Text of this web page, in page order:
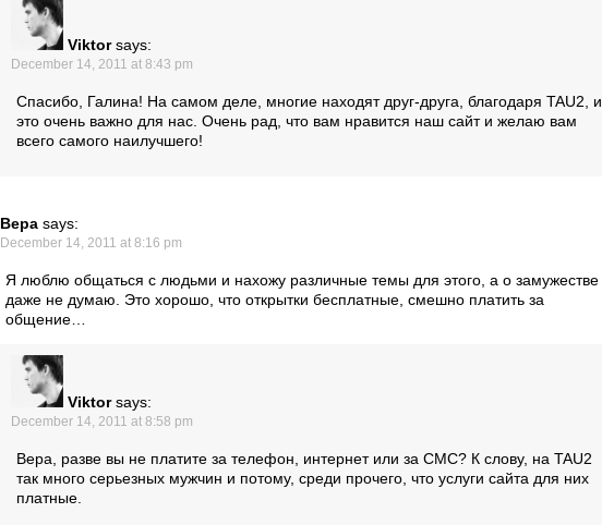
Viktor says:
December 14, 2011 at 8:43 pm
Спасибо, Галина! На самом деле, многие находят друг-друга, благодаря TAU2, и
это очень важно для нас. Очень рад, что вам нравится наш сайт и желаю вам
всего самого наилучшего!
Вера says:
December 14, 2011 at 8:16 pm
Я люблю общаться с людьми и нахожу различные темы для этого, а о замужестве
даже не думаю. Это хорошо, что открытки бесплатные, смешно платить за
общение…
Viktor says:
December 14, 2011 at 8:58 pm
Вера, разве вы не платите за телефон, интернет или за СМС? К слову, на TAU2
так много серьезных мужчин и потому, среди прочего, что услуги сайта для них
платные.